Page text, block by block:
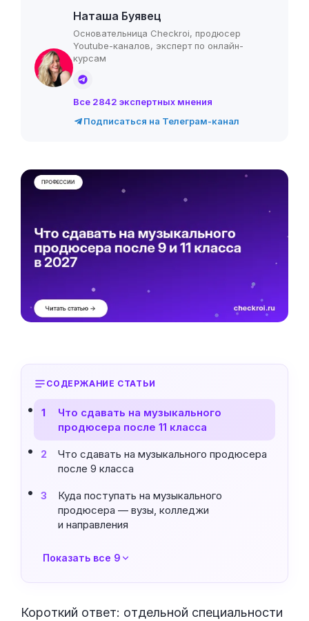
Наташа Буявец
Основательница Checkroi, продюсер
Youtube-каналов, эксперт по онлайн-
курсам
Все 2842 экспертных мнения
Подписаться на Телеграм-канал
СОДЕРЖАНИЕ СТАТЬИ
1
Что сдавать на музыкального
продюсера после 11 класса
2
Что сдавать на музыкального продюсера
после 9 класса
3
Куда поступать на музыкального
продюсера — вузы, колледжи
и направления
Показать все 9
Короткий ответ: отдельной специальности